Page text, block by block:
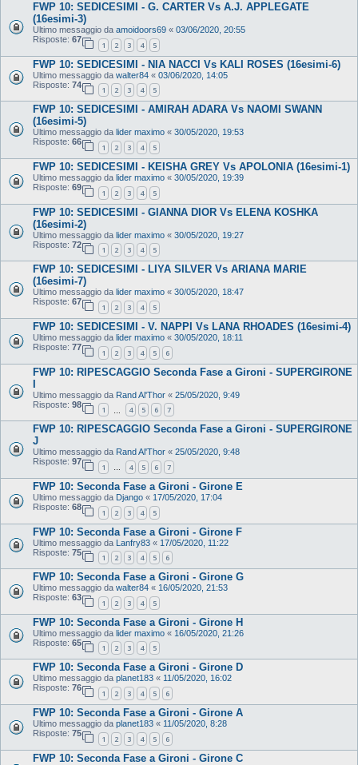
FWP 10: SEDICESIMI - G. CARTER Vs A.J. APPLEGATE
(16esimi-3)
Ultimo messaggio da amoidoors69 « 03/06/2020, 20:55
Risposte: 67
1 2 3 4 5
FWP 10: SEDICESIMI - NIA NACCI Vs KALI ROSES (16esimi-6)
Ultimo messaggio da walter84 « 03/06/2020, 14:05
Risposte: 74
1 2 3 4 5
FWP 10: SEDICESIMI - AMIRAH ADARA Vs NAOMI SWANN
(16esimi-5)
Ultimo messaggio da lider maximo « 30/05/2020, 19:53
Risposte: 66
1 2 3 4 5
FWP 10: SEDICESIMI - KEISHA GREY Vs APOLONIA (16esimi-1)
Ultimo messaggio da lider maximo « 30/05/2020, 19:39
Risposte: 69
1 2 3 4 5
FWP 10: SEDICESIMI - GIANNA DIOR Vs ELENA KOSHKA
(16esimi-2)
Ultimo messaggio da lider maximo « 30/05/2020, 19:27
Risposte: 72
1 2 3 4 5
FWP 10: SEDICESIMI - LIYA SILVER Vs ARIANA MARIE
(16esimi-7)
Ultimo messaggio da lider maximo « 30/05/2020, 18:47
Risposte: 67
1 2 3 4 5
FWP 10: SEDICESIMI - V. NAPPI Vs LANA RHOADES (16esimi-4)
Ultimo messaggio da lider maximo « 30/05/2020, 18:11
Risposte: 77
1 2 3 4 5 6
FWP 10: RIPESCAGGIO Seconda Fase a Gironi - SUPERGIRONE
I
Ultimo messaggio da Rand Al'Thor « 25/05/2020, 9:49
Risposte: 98
1 4 5 6 7
FWP 10: RIPESCAGGIO Seconda Fase a Gironi - SUPERGIRONE
J
Ultimo messaggio da Rand Al'Thor « 25/05/2020, 9:48
Risposte: 97
1 … 4 5 6 7
FWP 10: Seconda Fase a Gironi - Girone E
Ultimo messaggio da Django « 17/05/2020, 17:04
Risposte: 68
1 2 3 4 5
FWP 10: Seconda Fase a Gironi - Girone F
Ultimo messaggio da Lanfry83 « 17/05/2020, 11:22
Risposte: 75
1 2 3 4 5 6
FWP 10: Seconda Fase a Gironi - Girone G
Ultimo messaggio da walter84 « 16/05/2020, 21:53
Risposte: 63
1 2 3 4 5
FWP 10: Seconda Fase a Gironi - Girone H
Ultimo messaggio da lider maximo « 16/05/2020, 21:26
Risposte: 65
1 2 3 4 5
FWP 10: Seconda Fase a Gironi - Girone D
Ultimo messaggio da planet183 « 11/05/2020, 16:02
Risposte: 76
1 2 3 4 5 6
FWP 10: Seconda Fase a Gironi - Girone A
Ultimo messaggio da planet183 « 11/05/2020, 8:28
Risposte: 75
1 2 3 4 5 6
FWP 10: Seconda Fase a Gironi - Girone C